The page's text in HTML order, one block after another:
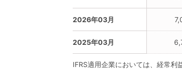
2026年03月
2025年03月
IFRS適用企業においては、経常利